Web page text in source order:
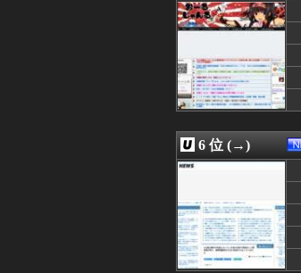
08/07 00:25
08/07 00:25
08/07 00:21
08/07 00:19
08/07 00:19
08/07 00:18
08/07 00:15
08/07 00:15
08/07 00:15
08/07 00:13
08/07 00:12
08/07 00:12
08/07 00:12
08/07 00:12
6 位 (→)